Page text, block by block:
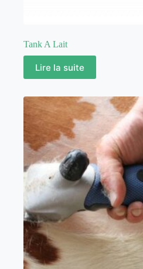
Tank A Lait
Lire la suite